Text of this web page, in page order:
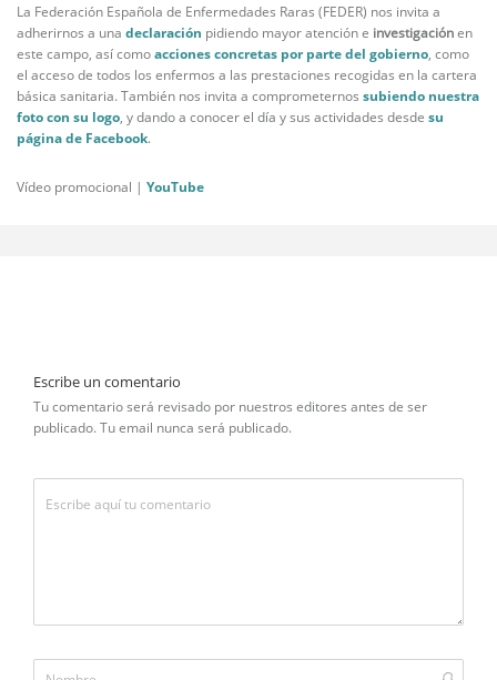
La Federación Española de Enfermedades Raras (FEDER) nos invita a
adherirnos a una declaración pidiendo mayor atención e investigaciónen
este campo, así comoacciones concretas por parte del gobierno, como
el acceso de todos los enfermos a las prestaciones recogidas en la cartera
básica sanitaria. También nos invita a comprometernos subiendo nuestra
foto con su logo, y dando a conocer el día y sus actividades desde su
página de Facebook.
Vídeo promocional | YouTube
Escribe un comentario
Tu comentario será revisado por nuestros editores antes de ser
publicado. Tu email nunca será publicado.